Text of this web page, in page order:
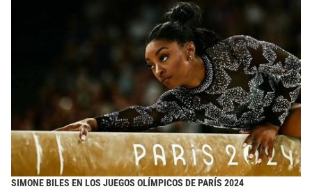
SIMONE BILES EN LOS JUEGOS OLÍMPICOS DE PARÍS 2024